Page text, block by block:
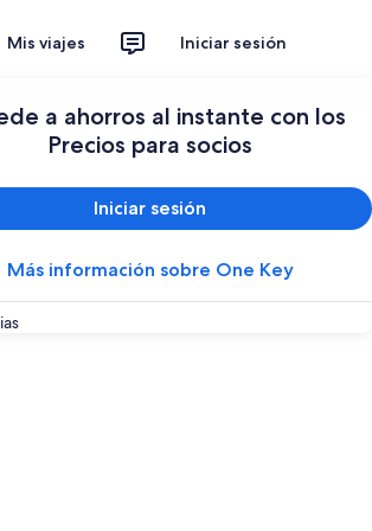
Mis viajes Iniciar sesión
a ahorros al instante con los
Precios para socios
Iniciar sesión
Más información sobre One Key